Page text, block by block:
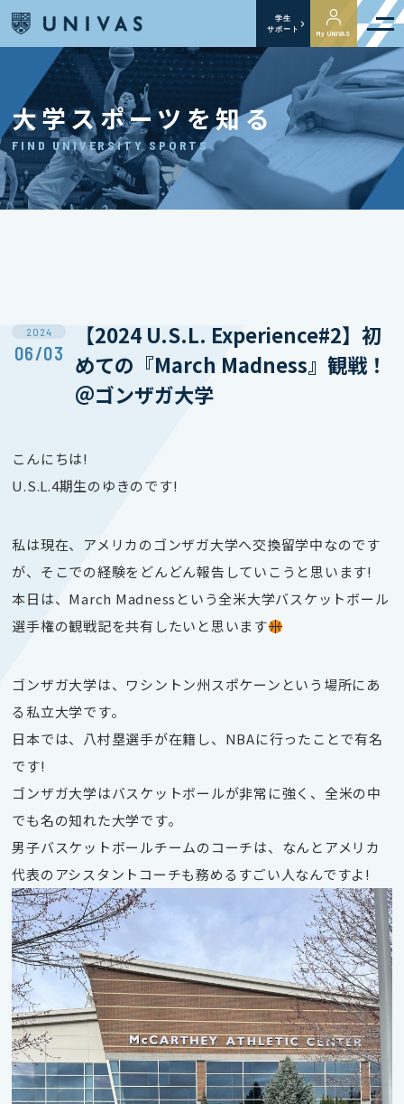
学生
サポート
My UNIVAS
大学スポーツを知る
FIND UNIVERSITY SPORTS
2024
06/03
【2024 U.S.L. Experience#2】初
めての『March Madness』観戦！
＠ゴンザガ大学
こんにちは!
U.S.L.4期生のゆきのです!
私は現在、アメリカのゴンザガ大学へ交換留学中なのです
が、そこでの経験をどんどん報告していこうと思います!
本日は、March Madnessという全米大学バスケットボール
選手権の観戦記を共有したいと思います
ゴンザガ大学は、ワシントン州スポケーンという場所にあ
る私立大学です。
日本では、八村塁選手が在籍し、NBAに行ったことで有名
です!
ゴンザガ大学はバスケットボールが非常に強く、全米の中
でも名の知れた大学です。
男子バスケットボールチームのコーチは、なんとアメリカ
代表のアシスタントコーチも務めるすごい人なんですよ!